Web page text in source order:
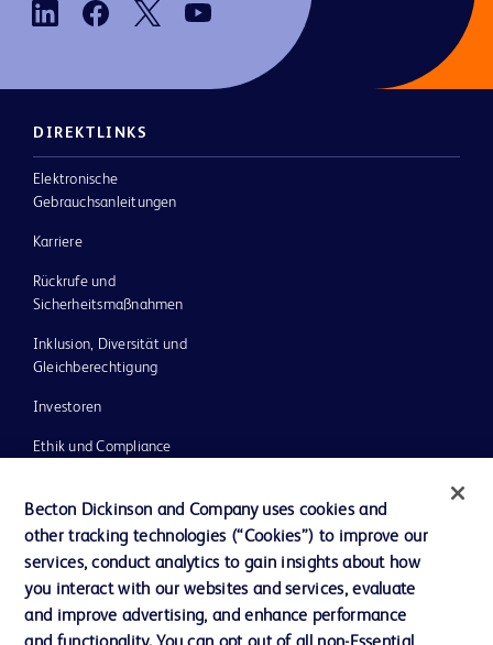
DIREKTLINKS
Elektronische
Gebrauchsanleitungen
Karriere
Rückrufe und
Sicherheitsmaßnahmen
Inklusion, Diversität und
Gleichberechtigung
Investoren
Ethik und Compliance
Neuigkeiten, Medien und Blogs
Support
Unser Unternehmen
Becton Dickinson and Company uses cookies and
other tracking technologies (“Cookies”) to improve our
services, conduct analytics to gain insights about how
you interact with our websites and services, evaluate
and improve advertising, and enhance performance